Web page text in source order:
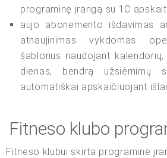
programinę įrangą su 1C
aujo abonemento išdavimas
atnaujinimas vykdomas
šablonus naudojant
dienas, bendrą užsiėmimų
automatiškai apskaičiuojant
Fitneso klubo
Fitneso klubui skirta programinė